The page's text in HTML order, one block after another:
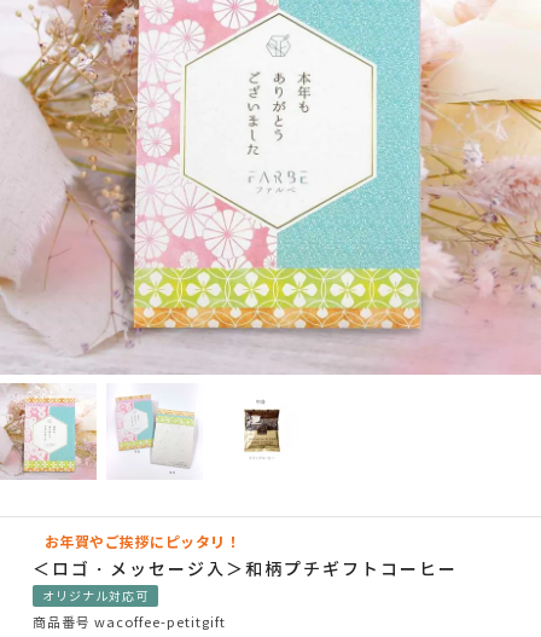
お年賀やご挨拶にピッタリ！
＜ロゴ・メッセージ入＞和柄プチギフトコーヒー
オリジナル対応可
商品番号 wacoffee-petitgift